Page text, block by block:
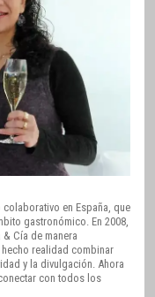
en España, que
gastronómico. En 2008,
Cía de manera
realidad combinar
y la divulgación. Ahora
con todos los